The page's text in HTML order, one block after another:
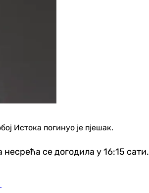
Истока погинуо је пјешак.
се догодила у 16:15 сати.